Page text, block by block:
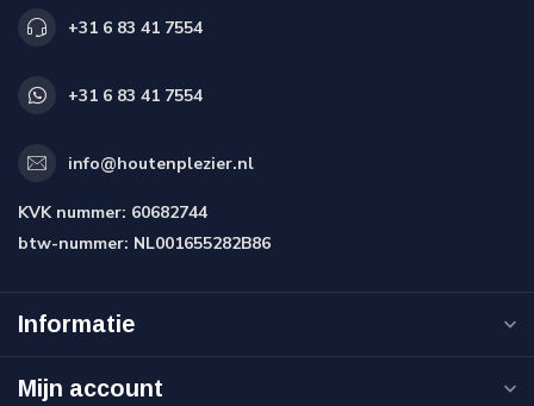
+31 6 83 41 7554
+31 6 83 41 7554
info@houtenplezier.nl
KVK nummer: 60682744
btw-nummer: NL001655282B86
Informatie
Mijn account